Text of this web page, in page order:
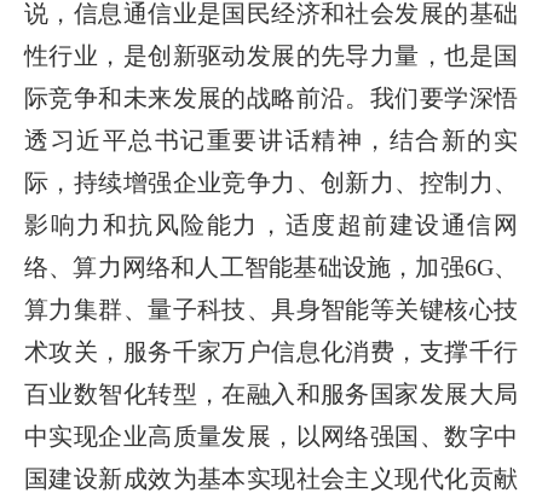
说，信息通信业是国民经济和社会发展的基础
性行业，是创新驱动发展的先导力量，也是国
际竞争和未来发展的战略前沿。我们要学深悟
透习近平总书记重要讲话精神，结合新的实
际，持续增强企业竞争力、创新力、控制力、
影响力和抗风险能力，适度超前建设通信网
络、算力网络和人工智能基础设施，加强6G、
算力集群、量子科技、具身智能等关键核心技
术攻关，服务千家万户信息化消费，支撑千行
百业数智化转型，在融入和服务国家发展大局
中实现企业高质量发展，以网络强国、数字中
国建设新成效为基本实现社会主义现代化贡献